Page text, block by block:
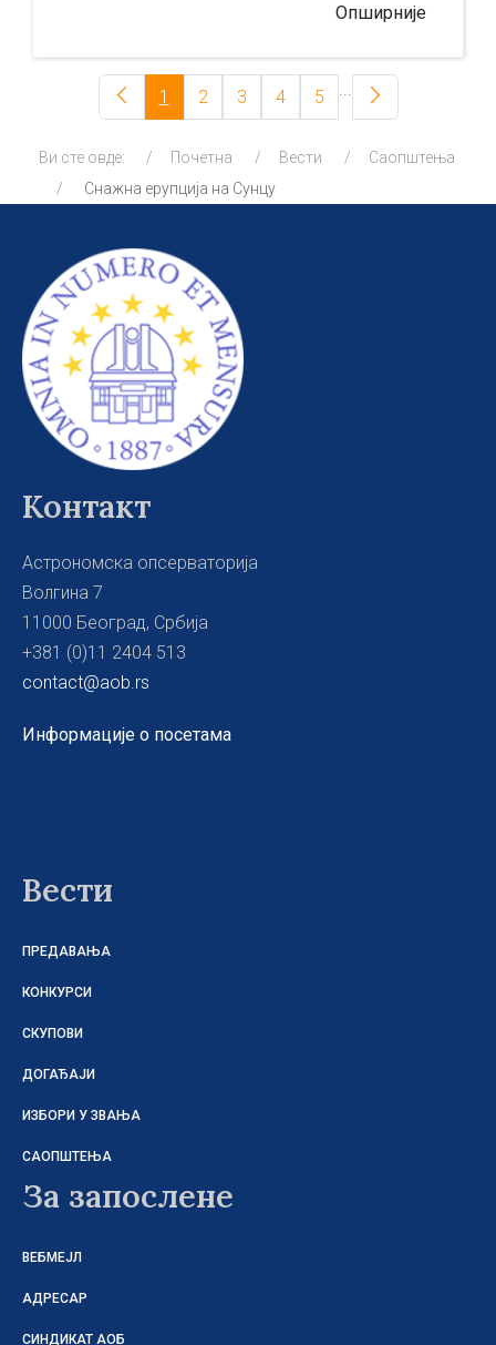
Опширније
1 2 3 4 5 ...
Ви сте овде: Почетна Вести
Саопштења
Снажна ерупција на Сунцу
Контакт
Астрономска опсерваторија
Волгина 7
11000 Београд, Србија
+381 (0)11 2404 513
contact@aob.rs
Информације о посетама
Вести
ПРЕДАВАЊА
КОНКУРСИ
СКУПОВИ
ДОГАЂАЈИ
ИЗБОРИ У ЗВАЊА
САОПШТЕЊА
За запослене
ВЕБМЕЈЛ
АДРЕСАР
СИНДИКАТ АОБ